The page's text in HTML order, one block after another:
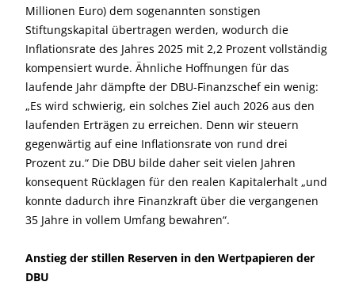
Millionen Euro) dem sogenannten sonstigen
Stiftungskapital übertragen werden, wodurch die
Inflationsrate des Jahres 2025 mit 2,2 Prozent vollständig
kompensiert wurde. Ähnliche Hoffnungen für das
laufende Jahr dämpfte der DBU-Finanzschef ein wenig:
„Es wird schwierig, ein solches Ziel auch 2026 aus den
laufenden Erträgen zu erreichen. Denn wir steuern
gegenwärtig auf eine Inflationsrate von rund drei
Prozent zu.“ Die DBU bilde daher seit vielen Jahren
konsequent Rücklagen für den realen Kapitalerhalt „und
konnte dadurch ihre Finanzkraft über die vergangenen
35 Jahre in vollem Umfang bewahren“.
Anstieg der stillen Reserven in den Wertpapieren der
DBU